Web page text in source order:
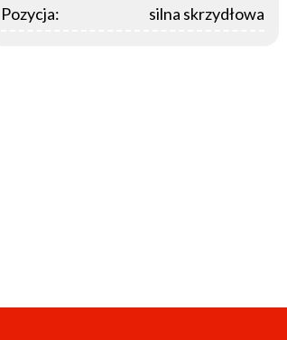
Pozycja:
silna skrzydłowa